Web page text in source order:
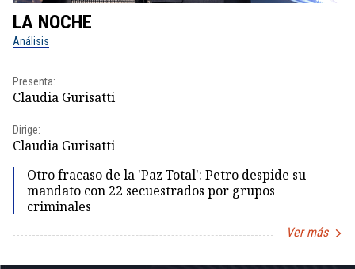
LA NOCHE
Análisis
Presenta:
Claudia Gurisatti
Dirige:
Claudia Gurisatti
Otro fracaso de la 'Paz Total': Petro despide su
mandato con 22 secuestrados por grupos
criminales
Ver más
1